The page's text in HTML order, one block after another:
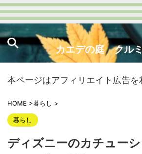
カエデの庭 クル
本ページはアフィリエイト広告を
HOME >暮らし >
暮らし
ディズニーのカチュー